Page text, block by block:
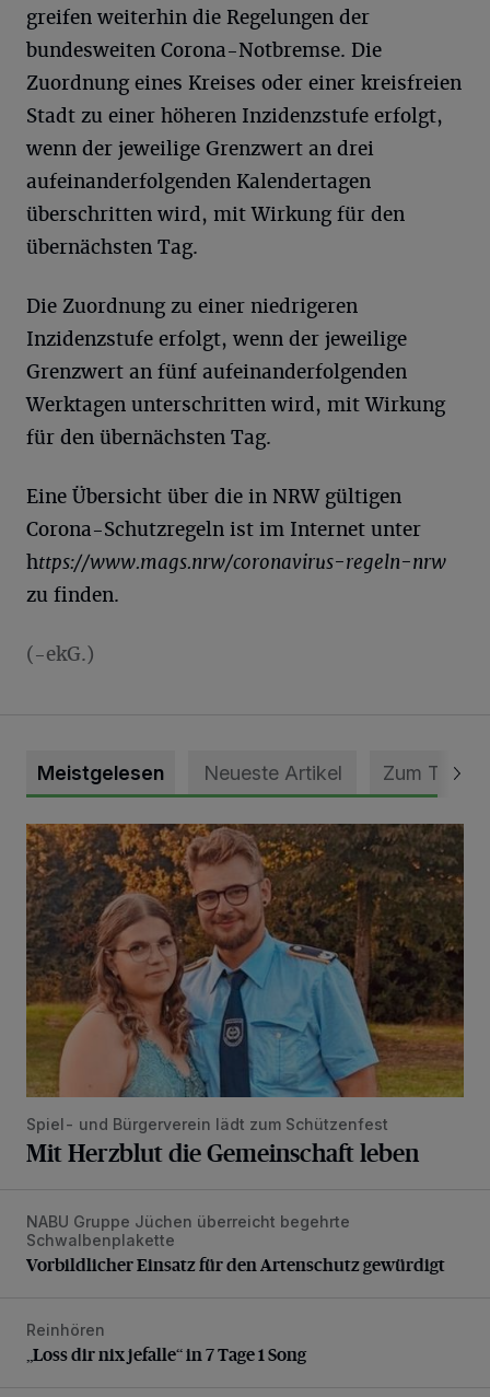
greifen weiterhin die Regelungen der
bundesweiten Corona-Notbremse. Die
Zuordnung eines Kreises oder einer kreisfreien
Stadt zu einer höheren Inzidenzstufe erfolgt,
wenn der jeweilige Grenzwert an drei
aufeinanderfolgenden Kalendertagen
überschritten wird, mit Wirkung für den
übernächsten Tag.
Die Zuordnung zu einer niedrigeren
Inzidenzstufe erfolgt, wenn der jeweilige
Grenzwert an fünf aufeinanderfolgenden
Werktagen unterschritten wird, mit Wirkung
für den übernächsten Tag.
Eine Übersicht über die in NRW gültigen
Corona-Schutzregeln ist im Internet unter
https://www.mags.nrw/coronavirus-regeln-nrw
zu finden.
(-ekG.)
Meistgelesen Neueste Artikel Zum Thema
Mit Herzblut die Gemeinschaft leben
Spiel- und Bürgerverein lädt zum Schützenfest
Mit Herzblut die Gemeinschaft leben
Vorbildlicher Einsatz für den Artenschutz gewürdigt
NABU Gruppe Jüchen überreicht begehrte
Schwalbenplakette
Vorbildlicher Einsatz für den Artenschutz gewürdigt
„Loss dir nix jefalle“ in 7 Tage 1 Song
Reinhören
„Loss dir nix jefalle“ in 7 Tage 1 Song